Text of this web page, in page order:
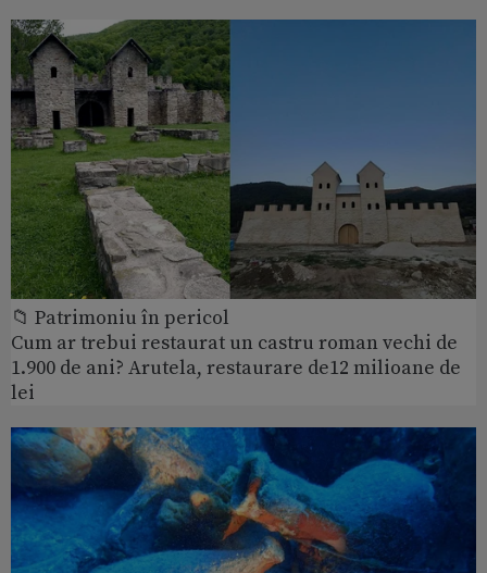
📁 Patrimoniu în pericol
Cum ar trebui restaurat un castru roman vechi de
1.900 de ani? Arutela, restaurare de12 milioane de
lei